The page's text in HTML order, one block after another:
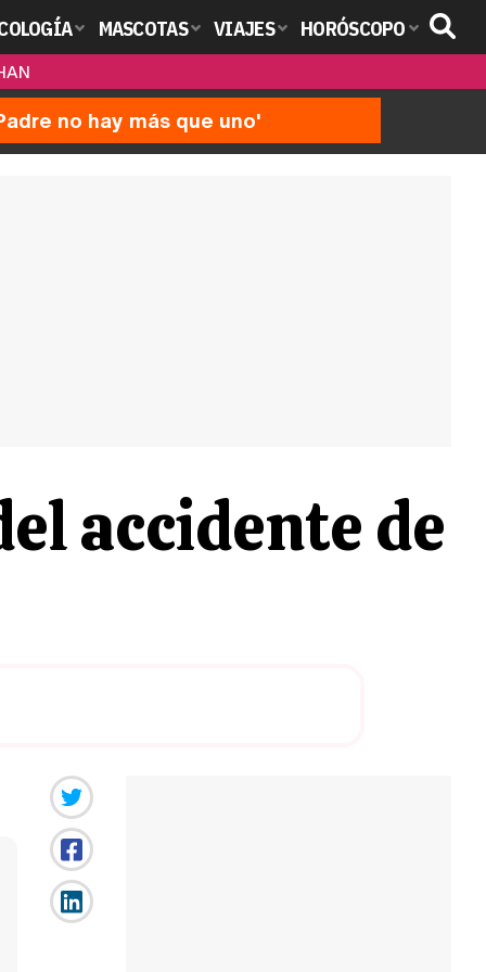
MASCOTAS VIAJES HORÓSCOPO
no hay más que uno'
accidente de